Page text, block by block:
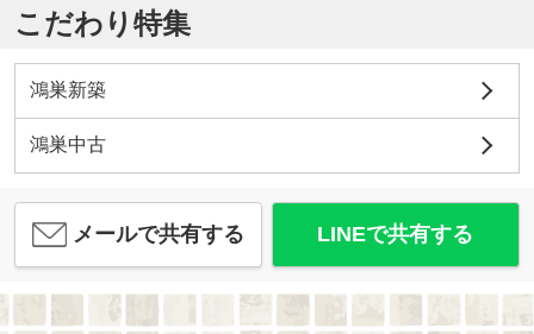
こだわり特集
鴻巣新築
鴻巣中古
メールで共有する LINEで共有する